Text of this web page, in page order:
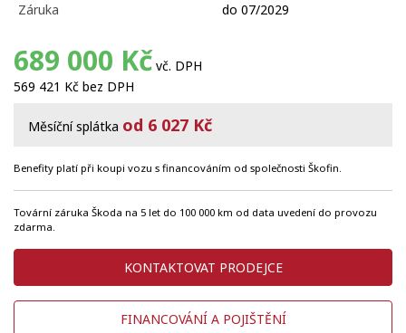
Záruka
do 07/2029
689 000 Kč vč. DPH
569 421 Kč bez DPH
Měsíční splátka od 6 027 Kč
Benefity platí při koupi vozu s financováním od společnosti Škofin.
Tovární záruka Škoda na 5 let do 100 000 km od data uvedení do provozu
zdarma.
KONTAKTOVAT PRODEJCE
FINANCOVÁNÍ A POJIŠTĚNÍ